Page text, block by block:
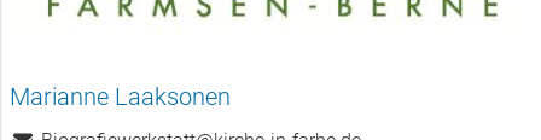
Marianne Laaksonen